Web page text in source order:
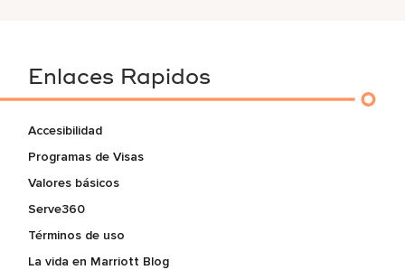
Enlaces Rapidos
Accesibilidad
Programas de Visas
Valores básicos
Serve360
Términos de uso
La vida en Marriott Blog